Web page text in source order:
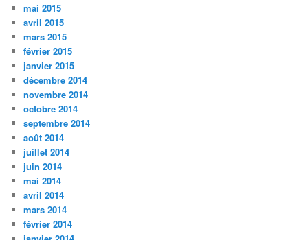
mai 2015
avril 2015
mars 2015
février 2015
janvier 2015
décembre 2014
novembre 2014
octobre 2014
septembre 2014
août 2014
juillet 2014
juin 2014
mai 2014
avril 2014
mars 2014
février 2014